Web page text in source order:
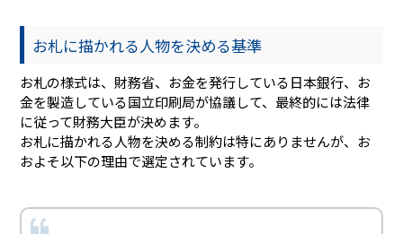
お札に描かれる人物を決める基準
お札の様式は、財務省、お金を発行している日本銀行、お
金を製造している国立印刷局が協議して、最終的には法律
に従って財務大臣が決めます。
お札に描かれる人物を決める制約は特にありませんが、お
およそ以下の理由で選定されています。